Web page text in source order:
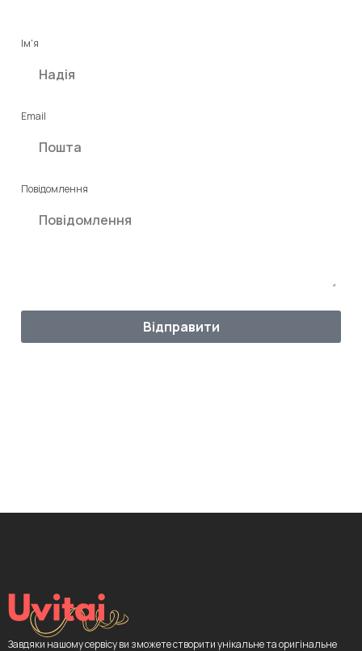
Ім'я
Email
Повідомлення
Відправити
Завдяки нашому сервісу ви зможете створити унікальне та оригінальне